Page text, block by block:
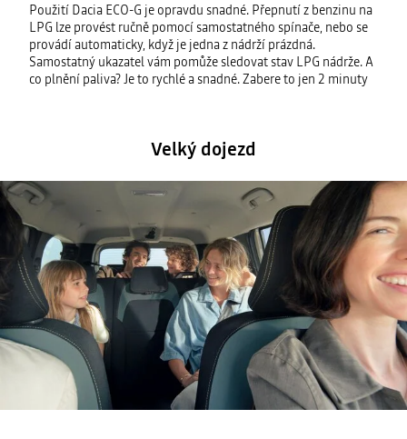
Použití Dacia ECO-G je opravdu snadné. Přepnutí z benzinu na
LPG lze provést ručně pomocí samostatného spínače, nebo se
provádí automaticky, když je jedna z nádrží prázdná.
Samostatný ukazatel vám pomůže sledovat stav LPG nádrže. A
co plnění paliva? Je to rychlé a snadné. Zabere to jen 2 minuty
Velký dojezd